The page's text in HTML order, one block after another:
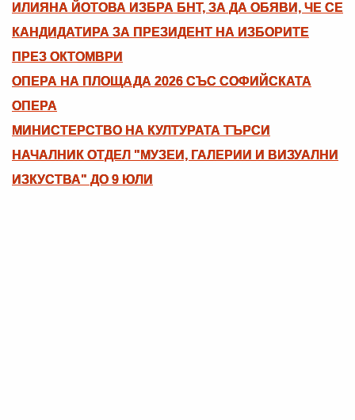
ИЛИЯНА ЙОТОВА ИЗБРА БНТ, ЗА ДА ОБЯВИ, ЧЕ СЕ
КАНДИДАТИРА ЗА ПРЕЗИДЕНТ НА ИЗБОРИТЕ
ПРЕЗ ОКТОМВРИ
ОПЕРА НА ПЛОЩАДА 2026 СЪС СОФИЙСКАТА
ОПЕРА
МИНИСТЕРСТВО НА КУЛТУРАТА ТЪРСИ
НАЧАЛНИК ОТДЕЛ "МУЗЕИ, ГАЛЕРИИ И ВИЗУАЛНИ
ИЗКУСТВА" ДО 9 ЮЛИ